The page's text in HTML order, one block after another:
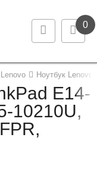
0
Ноутбук
E14-
10210U,